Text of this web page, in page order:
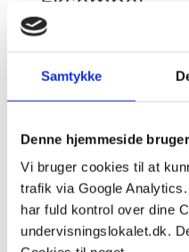
Samtykke
Denne hjemmeside
Vi bruger cookies til at
trafik via Google
har fuld kontrol over dine
undervisningslokalet.dk.
En gymnasieelev, der
(Studieretningsprojekt)
vælge at kombinere
For at indsamle primære
en
skolen for at undersøge
aktivitetsniveau og
Spørgeskemaet kunne